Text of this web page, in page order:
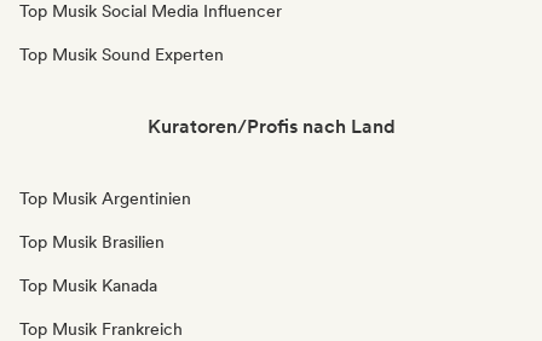
Top Musik Social Media Influencer
Top Musik Sound Experten
Kuratoren/Profis nach Land
Top Musik Argentinien
Top Musik Brasilien
Top Musik Kanada
Top Musik Frankreich